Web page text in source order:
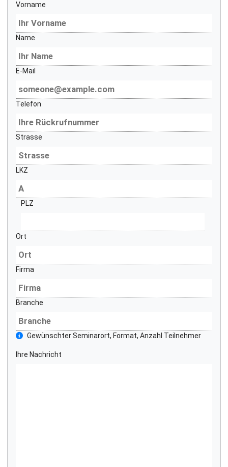
Vorname
Name
E-Mail
Telefon
Strasse
LKZ
PLZ
Ort
Firma
Branche
Gewünschter Seminarort, Format, Anzahl Teilnehmer
Ihre Nachricht